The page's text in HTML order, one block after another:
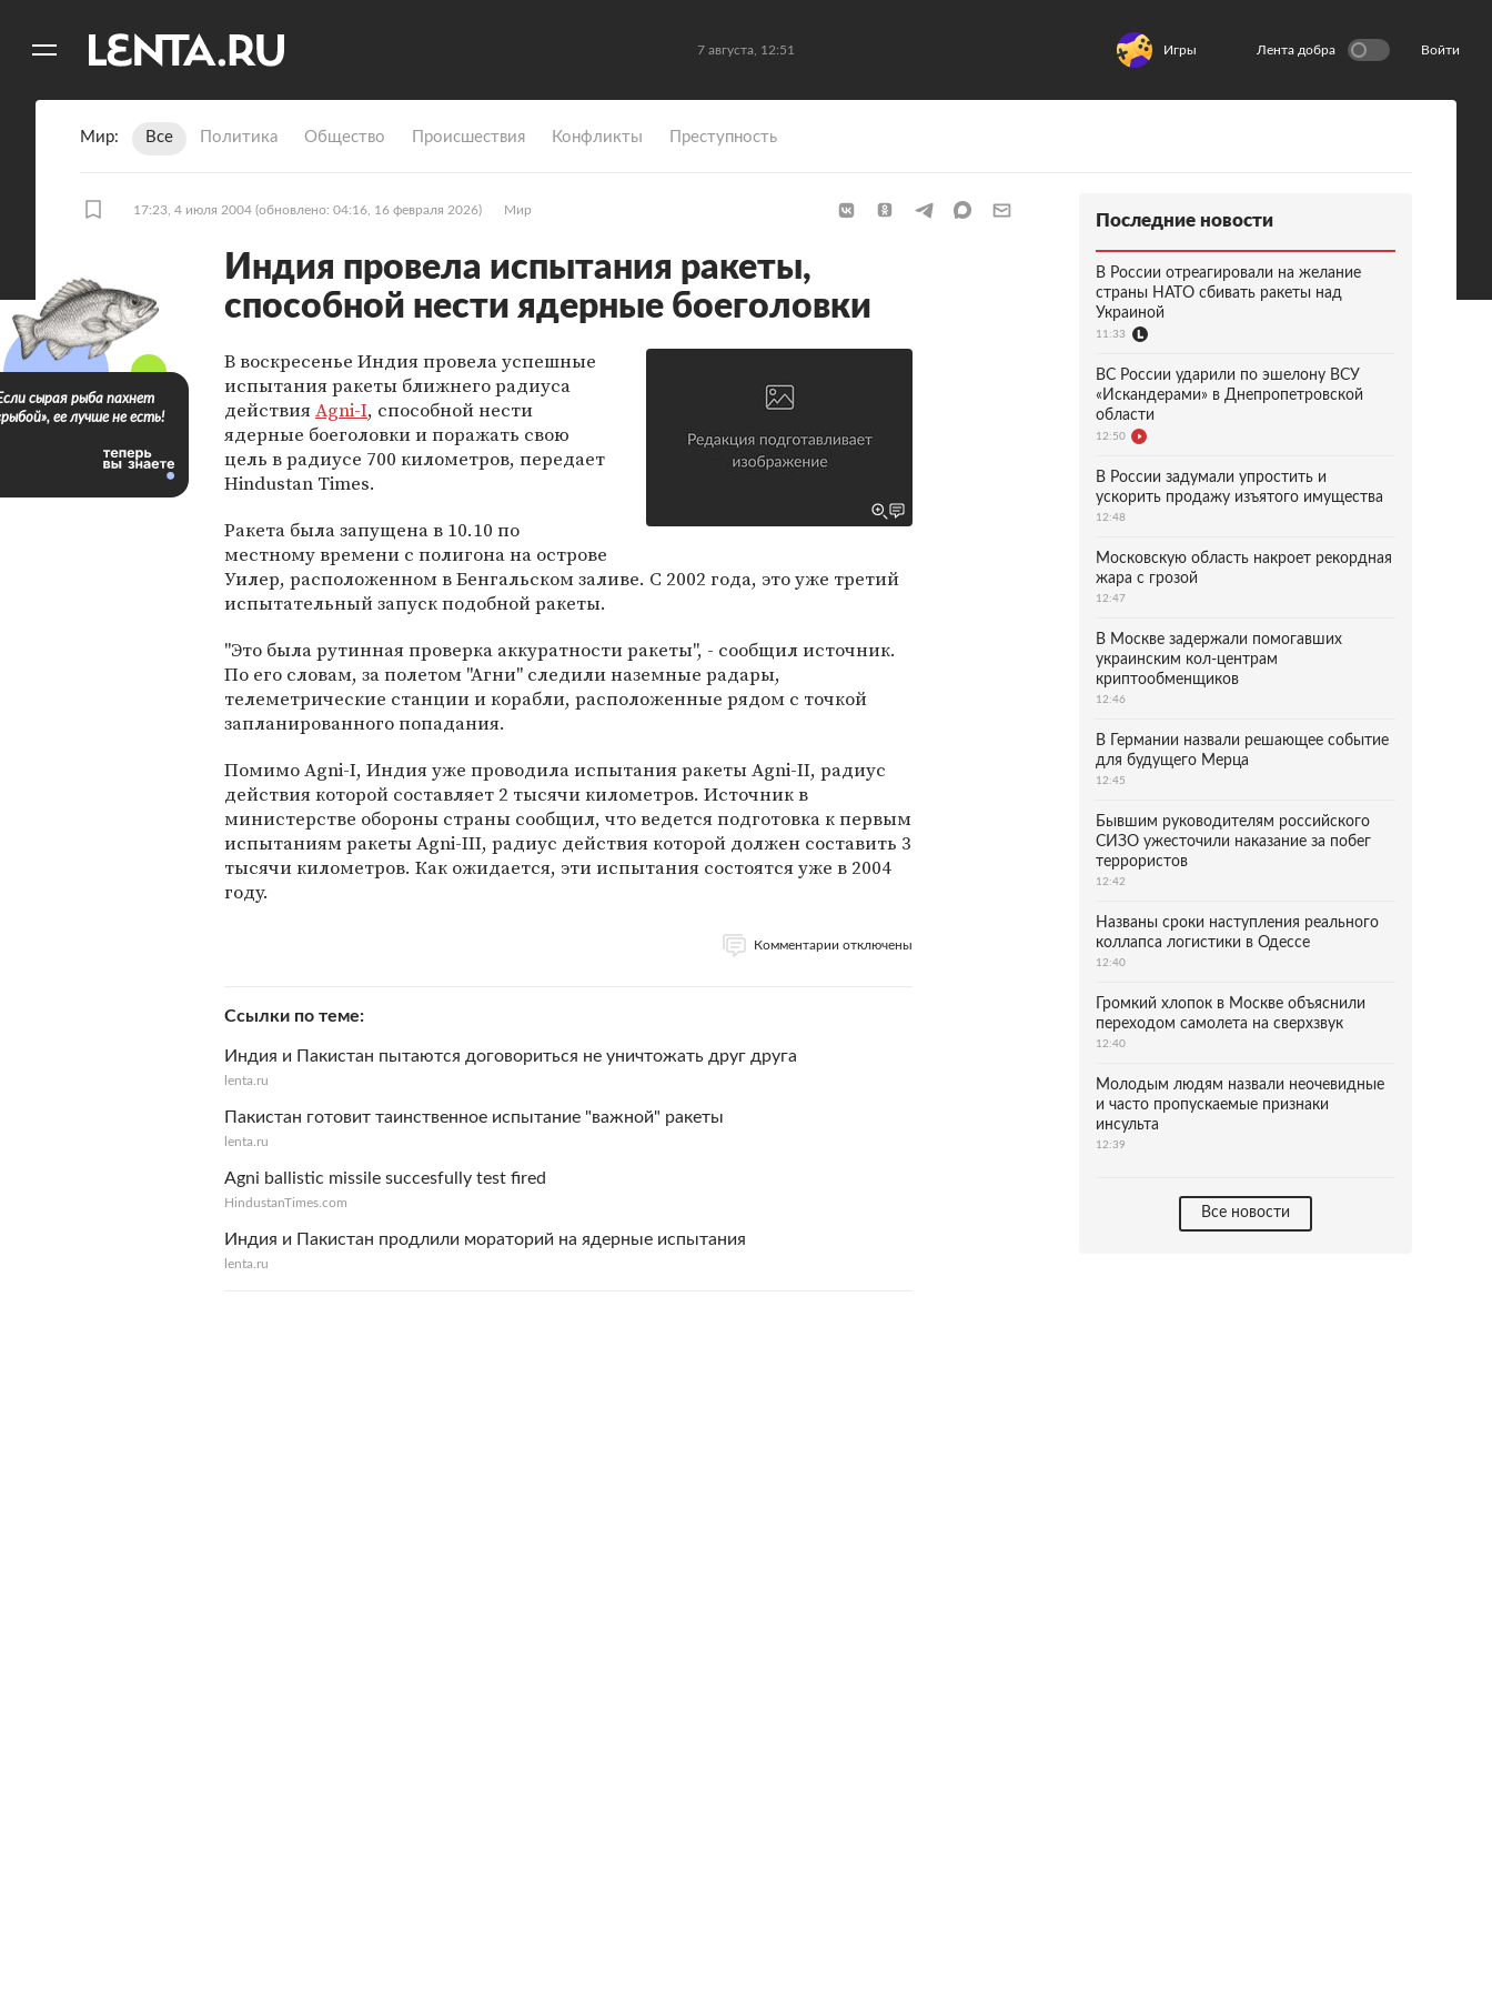
7 августа, 12:51 Игры Лента добра Войти
Мир Все Политика Общество Происшествия Конфликты Преступность
17:23, 4 июля 2004 (обновлено: 04:16, 16 февраля 2026) Мир
Индия провела испытания ракеты,
способной нести ядерные боеголовки
В воскресенье Индия провела успешные
испытания ракеты ближнего радиуса
действияAgni-I, способной нести
ядерные боеголовки и поражать свою
цель в радиусе 700 километров, передает
Hindustan Times.
Ракета была запущена в 10.10 по
местному времени с полигона на острове
Уилер, расположенном в Бенгальском заливе. С 2002 года, это уже третий
испытательный запуск подобной ракеты.
"Это была рутинная проверка аккуратности ракеты", - сообщил источник.
По его словам, за полетом "Агни" следили наземные радары,
телеметрические станции и корабли, расположенные рядом с точкой
запланированного попадания.
Помимо Agni-I, Индия уже проводила испытания ракеты Agni-II, радиус
действия которой составляет 2 тысячи километров. Источник в
министерстве обороны страны сообщил, что ведется подготовка к первым
испытаниям ракеты Agni-III, радиус действия которой должен составить 3
тысячи километров. Как ожидается, эти испытания состоятся уже в 2004
году.
Комментарии отключены
Ссылки по теме
Индия и Пакистан пытаются договориться не уничтожать друг друга
lenta.ru
Пакистан готовит таинственное испытание "важной" ракеты
lenta.ru
Agni ballistic missile succesfully test fired
HindustanTimes.com
Индия и Пакистан продлили мораторий на ядерные испытания
lenta.ru
сырая рыба пахнет
ее лучше не есть!
Последние новости
В России отреагировали на желание
страны НАТО сбивать ракеты над
Украиной
11:33
ВС России ударили по эшелону ВСУ
«Искандерами» в Днепропетровской
области
12:50
В России задумали упростить и
ускорить продажу изъятого имущества
12:48
Московскую область накроет рекордная
жара с грозой
12:47
В Москве задержали помогавших
украинским кол-центрам
криптообменщиков
12:46
В Германии назвали решающее событие
для будущего Мерца
12:45
Бывшим руководителям российского
СИЗО ужесточили наказание за побег
террористов
12:42
Названы сроки наступления реального
коллапса логистики в Одессе
12:40
Громкий хлопок в Москве объяснили
переходом самолета на сверхзвук
12:40
Молодым людям назвали неочевидные
и часто пропускаемые признаки
инсульта
12:39
Все новости